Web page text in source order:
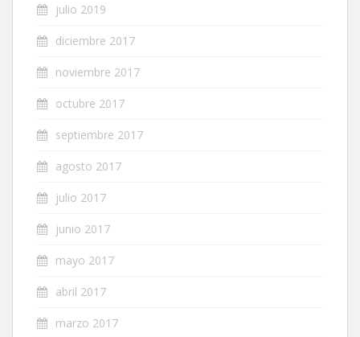
julio 2019
diciembre 2017
noviembre 2017
octubre 2017
septiembre 2017
agosto 2017
julio 2017
junio 2017
mayo 2017
abril 2017
marzo 2017